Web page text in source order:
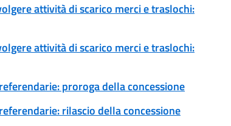
attività di scarico merci e traslochi:
attività di scarico merci e traslochi:
proroga della concessione
rilascio della concessione